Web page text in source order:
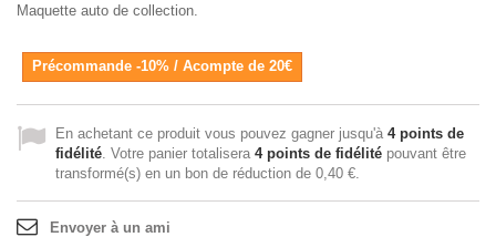
Maquette auto de collection.
Précommande -10% / Acompte de 20€
En achetant ce produit vous pouvez gagner jusqu'à 4points de
fidélité. Votre panier totalisera 4points de fidélité pouvant être
transformé(s) en un bon de réduction de 0,40 €.
Envoyer à un ami